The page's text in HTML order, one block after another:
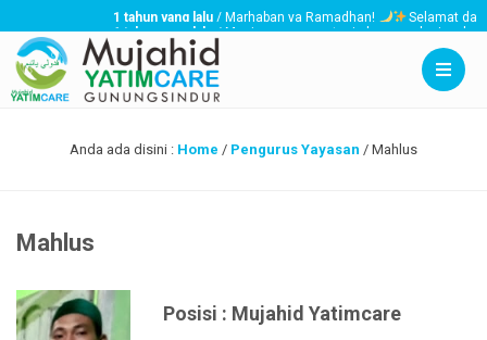
1 tahun yang lalu / Marhaban ya Ramadhan!
Selamat datang
1 tahun yang lalu/ Menjaga, menyantuni, dan memberi perhatian
3 tahun yang lalu/ Mujahid YatimCare akan membagikan
Anda ada disini : Home / Pengurus Yayasan / Mahlus
Mahlus
Posisi : Mujahid Yatimcare